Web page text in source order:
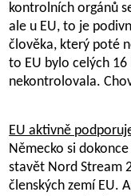
kontrolních orgánů
ale u EU, to je
člověka, který poté
to EU bylo celých
nekontrolovala.
EU aktivně
Německo si
stavět Nord Stream
členských zemí EU.